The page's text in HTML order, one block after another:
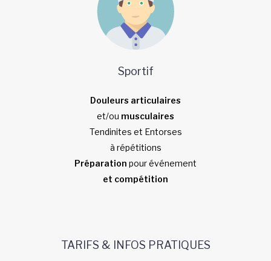
Sportif
Douleurs articulaires
et/ou musculaires
Tendinites et Entorses
à répétitions
Préparation pour événement
et compétition
TARIFS & INFOS PRATIQUES